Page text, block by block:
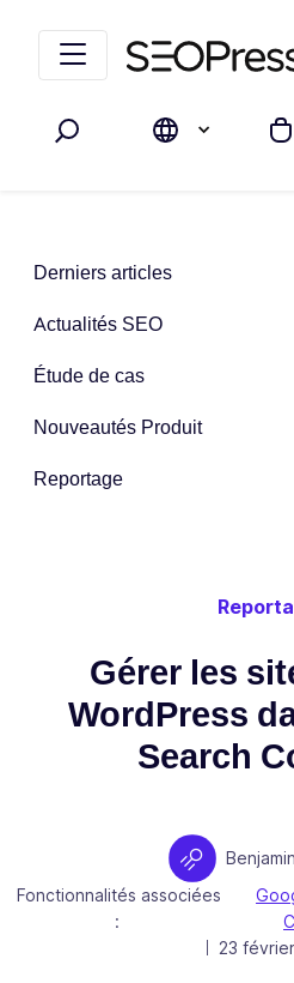
Rechercher
Derniers articles
Actualités SEO
Étude de cas
Nouveautés Produit
Reportage
Gérer les
WordPress
Search
Auteur
Fonctionnalités associées
:
Publié le
23